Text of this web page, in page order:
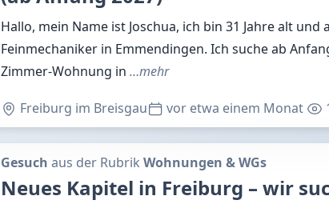
Hallo, mein Name ist Joschua, ich bin 31 Jahre alt und
Feinmechaniker in Emmendingen. Ich suche ab
Zimmer-Wohnung in …mehr
Freiburg im Breisgau vor etwa einem Monat
Gesuch aus der Rubrik Wohnungen & WGs
Neues Kapitel in Freiburg – wir